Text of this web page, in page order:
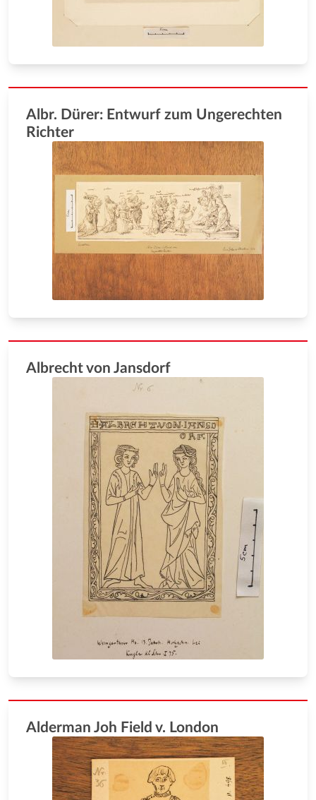
Albr. Dürer: Entwurf zum Ungerechten
Richter
Albrecht von Jansdorf
Alderman Joh Field v. London